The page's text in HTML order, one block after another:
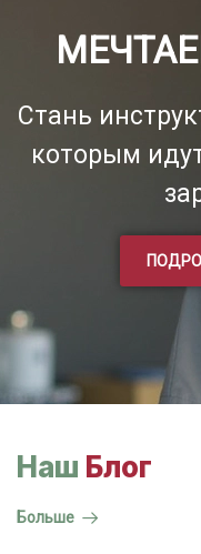
Стань
которым
Наш Блог
Больше